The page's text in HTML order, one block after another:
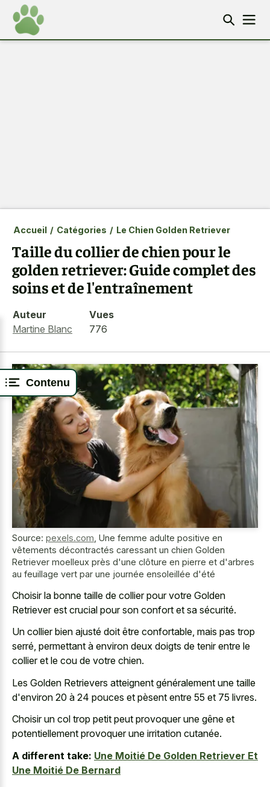
Contenu
Accueil / Catégories / Le Chien Golden Retriever
Taille du collier de chien pour le
golden retriever: Guide complet des
soins et de l'entraînement
Auteur
Martine Blanc
Vues
776
Source: pexels.com Une femme adulte positive en
vêtements décontractés caressant un chien Golden
Retriever moelleux près d'une clôture en pierre et d'arbres
au feuillage vert par une journée ensoleillée d'été
Choisir la bonne taille de collier pour votre Golden
Retriever est crucial pour son confort et sa sécurité.
Un collier bien ajusté doit être confortable, mais pas trop
serré, permettant à environ deux doigts de tenir entre le
collier et le cou de votre chien.
Les Golden Retrievers atteignent généralement une taille
d'environ 20 à 24 pouces et pèsent entre 55 et 75 livres.
Choisir un col trop petit peut provoquer une gêne et
potentiellement provoquer une irritation cutanée.
A different take: Une Moitié De Golden Retriever Et
Une Moitié De Bernard